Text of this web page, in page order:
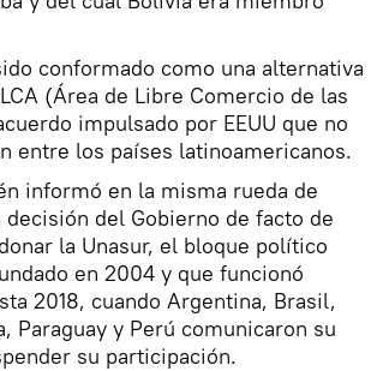
conformado como una alternativa
(Área de Libre Comercio de las
impulsado por EEUU que no
entre los países latinoamericanos.
informó en la misma rueda de
decisión del Gobierno de facto de
la Unasur, el bloque político
en 2004 y que funcionó
2018, cuando Argentina, Brasil,
Paraguay y Perú comunicaron su
su participación.